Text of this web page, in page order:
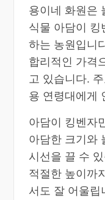
용이네 화원은
식물 아담이 킹
하는 농원입니
합리적인 가격
고 있습니다.
용 연령대에게
아담이 킹벤자
아담한 크기와
시선을 끌 수
적절한 높이까
서도 잘 어울립